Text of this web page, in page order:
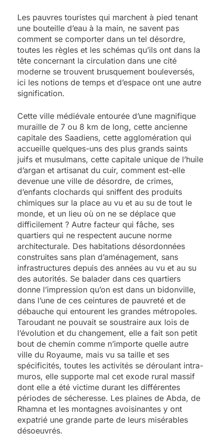
Les pauvres touristes qui marchent à pied tenant
une bouteille d’eau à la main, ne savent pas
comment se comporter dans un tel désordre,
toutes les règles et les schémas qu’ils ont dans la
tête concernant la circulation dans une cité
moderne se trouvent brusquement bouleversés,
ici les notions de temps et d’espace ont une autre
signification.
Cette ville médiévale entourée d’une magnifique
muraille de 7 ou 8 km de long, cette ancienne
capitale des Saadiens, cette agglomération qui
accueille quelques-uns des plus grands saints
juifs et musulmans, cette capitale unique de l’huile
d’argan et artisanat du cuir, comment est-elle
devenue une ville de désordre, de crimes,
d’enfants clochards qui sniffent des produits
chimiques sur la place au vu et au su de tout le
monde, et un lieu où on ne se déplace que
difficilement ? Autre facteur qui fâche, ses
quartiers qui ne respectent aucune norme
architecturale. Des habitations désordonnées
construites sans plan d’aménagement, sans
infrastructures depuis des années au vu et au su
des autorités. Se balader dans ces quartiers
donne l’impression qu’on est dans un bidonville,
dans l’une de ces ceintures de pauvreté et de
débauche qui entourent les grandes métropoles.
Taroudant ne pouvait se soustraire aux lois de
l’évolution et du changement, elle a fait son petit
bout de chemin comme n’importe quelle autre
ville du Royaume, mais vu sa taille et ses
spécificités, toutes les activités se déroulant intra-
muros, elle supporte mal cet exode rural massif
dont elle a été victime durant les différentes
périodes de sécheresse. Les plaines de Abda, de
Rhamna et les montagnes avoisinantes y ont
expatrié une grande parte de leurs misérables
désoeuvrés.